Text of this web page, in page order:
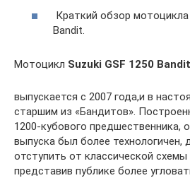
Краткий обзор мотоцикла
Bandit.
Мотоцикл Suzuki GSF 1250 Bandit
выпускается с 2007 года,и в
старшим из «Бандитов».
1200-кубового предшественника,
выпуска был более технологичен,
отступить от классической схемы
представив публике более